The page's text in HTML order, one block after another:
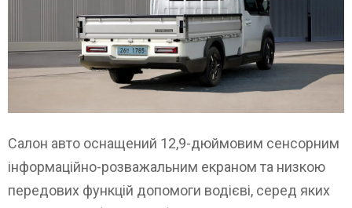
Салон авто оснащений 12,9-дюймовим сенсорним
інформаційно-розважальним екраном та низкою
передових функцій допомоги водієві, серед яких